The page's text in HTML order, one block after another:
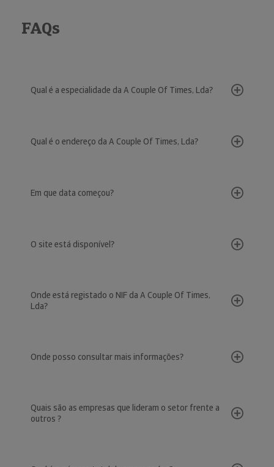
FAQs
Qual é a especialidade da A Couple Of Times, Lda?
Qual é o endereço da A Couple Of Times, Lda?
Em que data começou?
O site está disponível?
Onde está registado o NIF da A Couple Of Times,
Lda?
Onde posso consultar mais informações?
Quais são as empresas que lideram o setor frente a
outros ?